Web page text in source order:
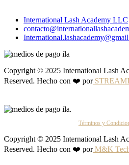
International Lash Academy LLC
Copyright © 2025 International Lash
Reserved. Hecho con ❤️ por
Términos y
Copyright © 2025 International Lash
Reserved. Hecho con ❤️ porM&K